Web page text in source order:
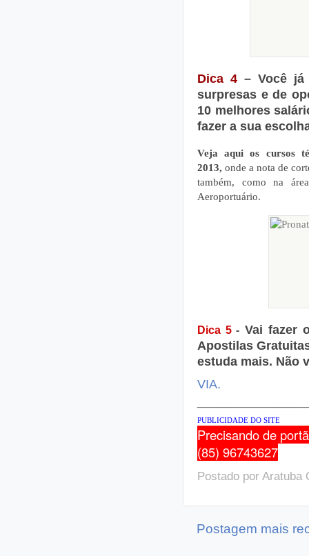
Dica 4– Você já
surpresas e de
10 melhores
fazer a sua
Veja aqui os cursos
2013, onde a nota de
também, como na
Aeroportuário.
Dica 5- Vai fazer
Apostilas
estuda mais. Não
VIA.
PUBLICIDADE DO SITE
Precisando de
(85) 96743627
Postado por Aratuba
Postagem mais